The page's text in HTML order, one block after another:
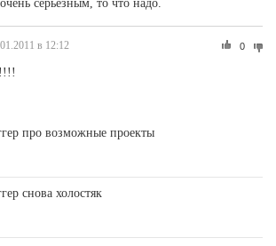
серьезным, то что надо.
в 12:12 0
про возможные проекты
снова холостяк